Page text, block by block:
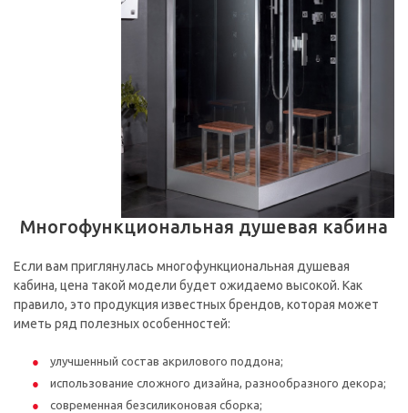
Многофункциональная душевая кабина
Если вам приглянулась многофункциональная душевая
кабина, цена такой модели будет ожидаемо высокой. Как
правило, это продукция известных брендов, которая может
иметь ряд полезных особенностей:
улучшенный состав акрилового поддона;
использование сложного дизайна, разнообразного декора;
современная безсиликоновая сборка;